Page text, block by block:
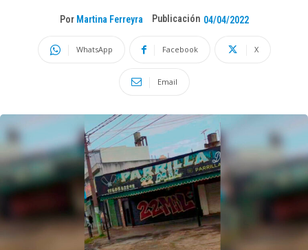
Por Martina Ferreyra Publicación 04/04/2022
WhatsApp Facebook X
Email